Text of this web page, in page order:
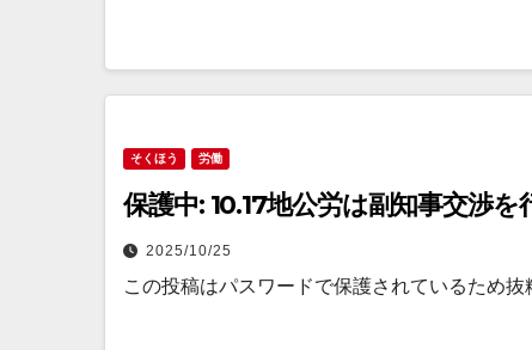
そくほう 労働
保護中: 10.17地公労は副知事交渉
2025/10/25
この投稿はパスワードで保護されているため抜